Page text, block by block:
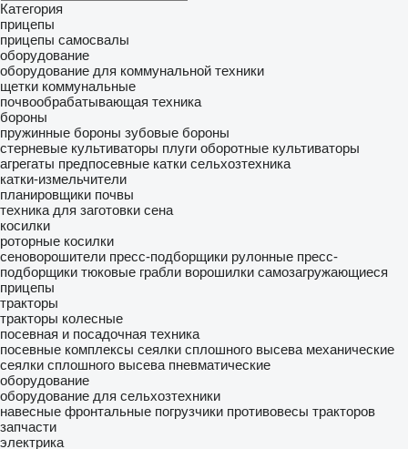
Категория
прицепы
прицепы самосвалы
оборудование
оборудование для коммунальной техники
щетки коммунальные
почвообрабатывающая техника
бороны
пружинные бороны зубовые бороны
стерневые культиваторы плуги оборотные культиваторы
агрегаты предпосевные катки сельхозтехника
катки-измельчители
планировщики почвы
техника для заготовки сена
косилки
роторные косилки
сеноворошители пресс-подборщики рулонные пресс-
подборщики тюковые грабли ворошилки самозагружающиеся
прицепы
тракторы
тракторы колесные
посевная и посадочная техника
посевные комплексы сеялки сплошного высева механические
сеялки сплошного высева пневматические
оборудование
оборудование для сельхозтехники
навесные фронтальные погрузчики противовесы тракторов
запчасти
электрика